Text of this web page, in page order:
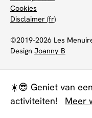
Cookies
Disclaimer (fr)
©2019-2026 Les
Design Joanny B
☀️😎 Geniet van
activiteiten!
Meer